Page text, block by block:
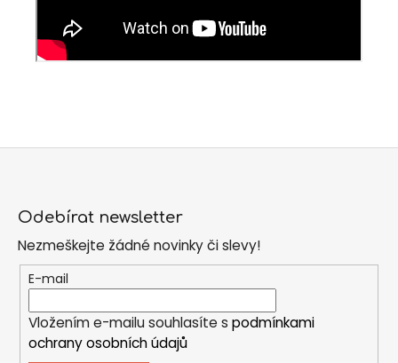
Odebírat newsletter
Nezmeškejte žádné novinky či slevy!
E-mail
Vložením e-mailu souhlasíte s podmínkami
ochrany osobních údajů